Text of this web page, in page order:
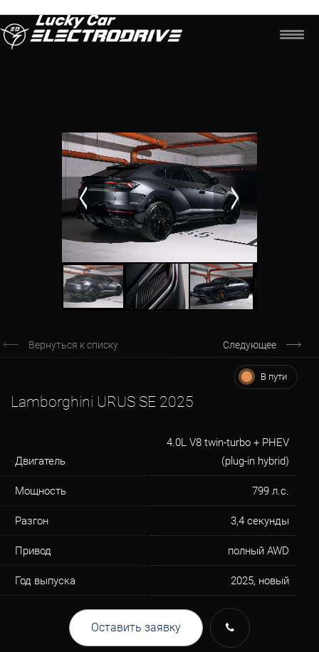
Вернуться к списку Следующее
Lamborghini URUS SE 2025
В пути
Двигатель
4.0L V8 twin-turbo + PHEV
(plug-in hybrid)
Мощность 799 л.с.
Разгон 3,4 секунды
Привод полный AWD
Год выпуска 2025, новый
Оставить заявку